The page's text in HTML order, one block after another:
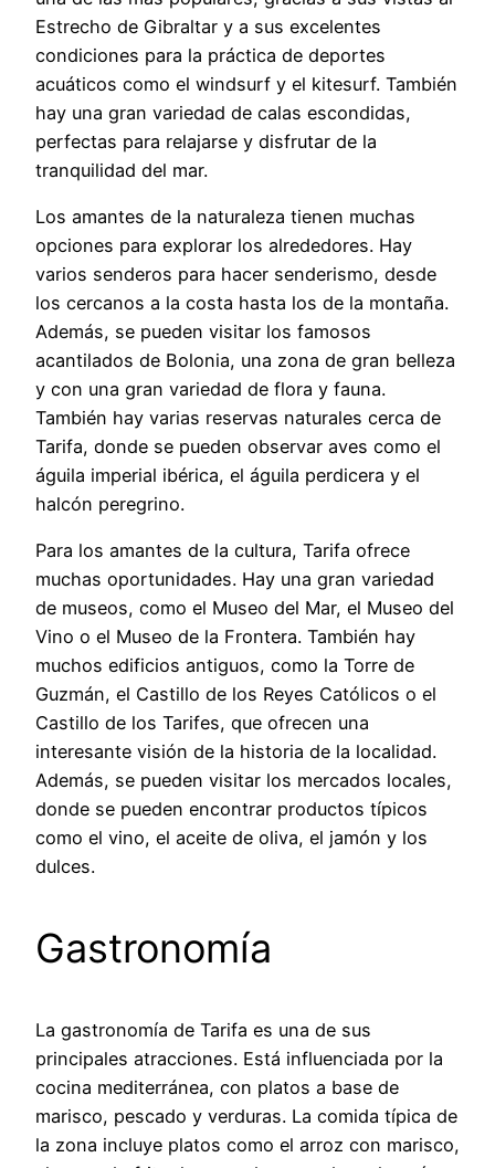
Estrecho de Gibraltar y a sus excelentes
condiciones para la práctica de deportes
acuáticos como el windsurf y el kitesurf. También
hay una gran variedad de calas escondidas,
perfectas para relajarse y disfrutar de la
tranquilidad del mar.
Los amantes de la naturaleza tienen muchas
opciones para explorar los alrededores. Hay
varios senderos para hacer senderismo, desde
los cercanos a la costa hasta los de la montaña.
Además, se pueden visitar los famosos
acantilados de Bolonia, una zona de gran belleza
y con una gran variedad de flora y fauna.
También hay varias reservas naturales cerca de
Tarifa, donde se pueden observar aves como el
águila imperial ibérica, el águila perdicera y el
halcón peregrino.
Para los amantes de la cultura, Tarifa ofrece
muchas oportunidades. Hay una gran variedad
de museos, como el Museo del Mar, el Museo del
Vino o el Museo de la Frontera. También hay
muchos edificios antiguos, como la Torre de
Guzmán, el Castillo de los Reyes Católicos o el
Castillo de los Tarifes, que ofrecen una
interesante visión de la historia de la localidad.
Además, se pueden visitar los mercados locales,
donde se pueden encontrar productos típicos
como el vino, el aceite de oliva, el jamón y los
dulces.
Gastronomía
La gastronomía de Tarifa es una de sus
principales atracciones. Está influenciada por la
cocina mediterránea, con platos a base de
marisco, pescado y verduras. La comida típica de
la zona incluye platos como el arroz con marisco,